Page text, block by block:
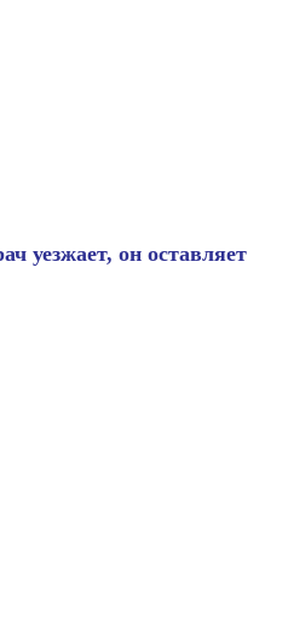
уезжает, он оставляет